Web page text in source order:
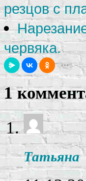
резцов с
червяка.
1
Татьяна